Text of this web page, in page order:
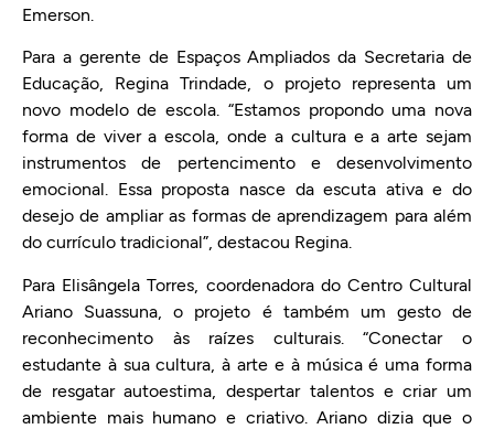
Emerson.
Para a gerente de Espaços Ampliados da Secretaria de
Educação, Regina Trindade, o projeto representa um
novo modelo de escola. “Estamos propondo uma nova
forma de viver a escola, onde a cultura e a arte sejam
instrumentos de pertencimento e desenvolvimento
emocional. Essa proposta nasce da escuta ativa e do
desejo de ampliar as formas de aprendizagem para além
do currículo tradicional”, destacou Regina.
Para Elisângela Torres, coordenadora do Centro Cultural
Ariano Suassuna, o projeto é também um gesto de
reconhecimento às raízes culturais. “Conectar o
estudante à sua cultura, à arte e à música é uma forma
de resgatar autoestima, despertar talentos e criar um
ambiente mais humano e criativo. Ariano dizia que o